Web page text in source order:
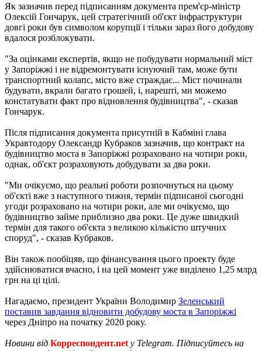
Як зазначив перед підписанням документа прем'єр-міністр
Олексій Гончарук, цей стратегічний об'єкт інфраструктури
довгі роки був символом корупції і тільки зараз його добудову
вдалося розблокувати.
"За оцінками експертів, якщо не побудувати нормальний міст
у Запоріжжі і не відремонтувати існуючий там, може бути
транспортний колапс, місто вже страждає... Міст починали
будувати, вкрали багато грошей, і, нарешті, ми можемо
констатувати факт про відновлення будівництва", - сказав
Гончарук.
Після підписання документа присутній в Кабміні глава
Укравтодору Олександр Кубраков зазначив, що контракт на
будівництво моста в Запоріжжі розраховано на чотири роки,
однак, об'єкт розраховують добудувати за два роки.
"Ми очікуємо, що реальні роботи розпочнуться на цьому
об'єкті вже з наступного тижня, термін підписаної сьогодні
угоди розраховано на чотири роки, але ми очікуємо, що
будівництво займе приблизно два роки. Це дуже швидкий
термін для такого об'єкта з великою кількістю штучних
споруд", - сказав Кубраков.
Він також пообіцяв, що фінансування цього проекту буде
здійснюватися вчасно, і на цей момент уже виділено 1,25 млрд
грн на ці цілі.
Нагадаємо, президент України Володимир Зеленський
поставив завдання відновити добудову моста в Запоріжжі
через Дніпро на початку 2020 року.
Новини від Корреспондент.net у Telegram. Підписуйтесь на